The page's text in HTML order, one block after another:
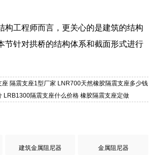
构工程师而言，更关心的是建筑的结构
节针对拱桥的结构体系和截面形式进行
隔震支座1型厂家 LNR700天然橡胶隔震支座多少钱
LRB1300隔震支座什么价格 橡胶隔震支座定做
建筑金属阻尼器 金属阻尼器